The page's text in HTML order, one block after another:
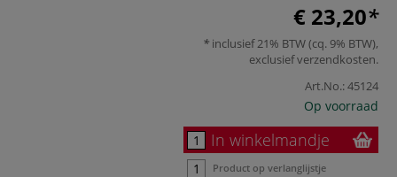
€ 23,20
inclusief 21% BTW (cq. 9% BTW),
exclusiefverzendkosten.
Art.No.:45124
Op voorraad
In winkelmandje
Product op verlanglijstje